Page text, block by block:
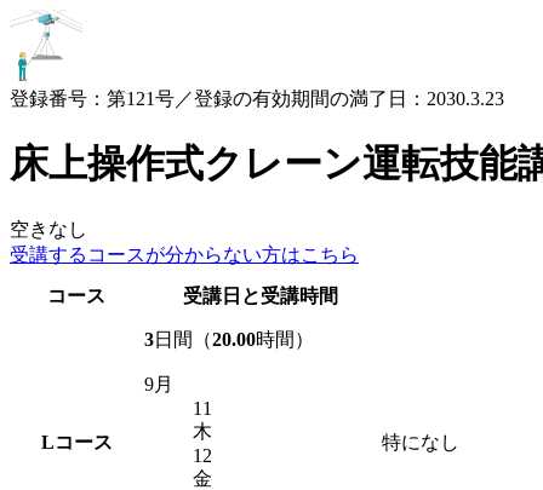
登録番号：第121号／登録の有効期間の満了日：2030.3.23
床上操作式クレーン運転技能
空きなし
受講するコースが分からない方はこちら
コース
受講日と受講時間
Lコース
3日間（20.00時間）
9月
11
木
12
金
特になし